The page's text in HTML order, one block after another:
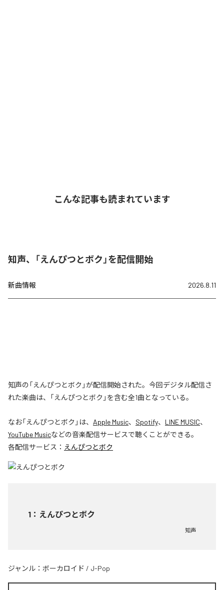
こんな記事も読まれています
知声、「えんぴつとボク」を配信開始
新曲情報 2026.8.11
知声の「えんぴつとボク」が配信開始された。今回デジタル配信さ
れた楽曲は、「えんぴつとボク」を含む全1曲となっている。
なお「えんぴつとボク 」は、 Apple Music、 Spotify、 LINE MUSIC、
YouTube Musicなどの音楽配信サービスで聴くことができる。
各配信サービス： えんぴつとボク
1 ： えんぴつとボク
知声
ジャンル： ボーカロイド / J-Pop